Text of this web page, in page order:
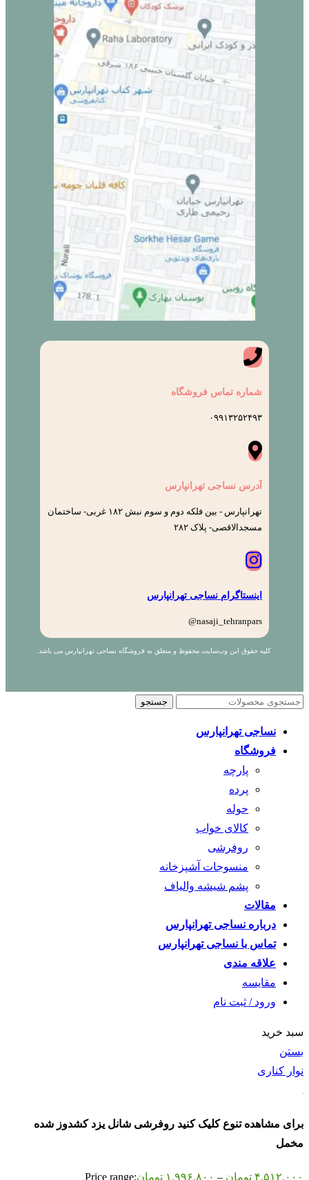
شماره تماس فروشگاه
۰۹۹۱۳۲۵۲۴۹۳
آدرس نساجی تهرانپارس
تهرانپارس - بین فلکه دوم و سوم نبش ۱۸۲ غربی- ساختمان
مسجدالاقصی- پلاک ۲۸۲
اینستاگرام نساجی تهرانپارس
nasaji_tehranpars@
کلیه حقوق این وب‌سایت محفوظ و متعلق به فروشگاه نساجی تهرانپارس می باشد.
جستجو
نساجی تهرانپارس
فروشگاه
پارچه
پرده
حوله
کالای خواب
روفرشی
منسوجات آشپزخانه
پشم شیشه والیاف
مقالات
درباره نساجی تهرانپارس
تماس با نساجی تهرانپارس
علاقه مندی
مقايسه
ورود / ثبت نام
سبد خرید
بستن
نوار کناری
برای مشاهده تنوع کلیک کنید روفرشی شانل یزد کشدوز شده
مخمل
۴,۵۱۲,۰۰۰ تومان – ۱,۹۹۶,۸۰۰ تومانPrice range: